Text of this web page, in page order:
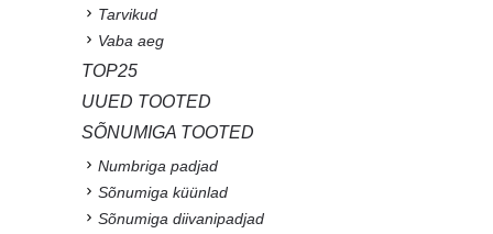
Tarvikud
Vaba aeg
TOP25
UUED TOOTED
SÕNUMIGA TOOTED
Numbriga padjad
Sõnumiga küünlad
Sõnumiga diivanipadjad